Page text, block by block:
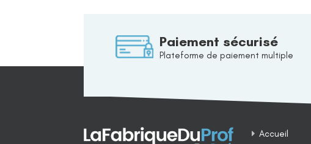
Paiement sécurisé
Plateforme de paiement multiple
Accueil